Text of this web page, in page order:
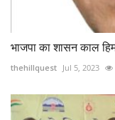
भाजपा का शासन काल
thehillquest Jul 5, 2023